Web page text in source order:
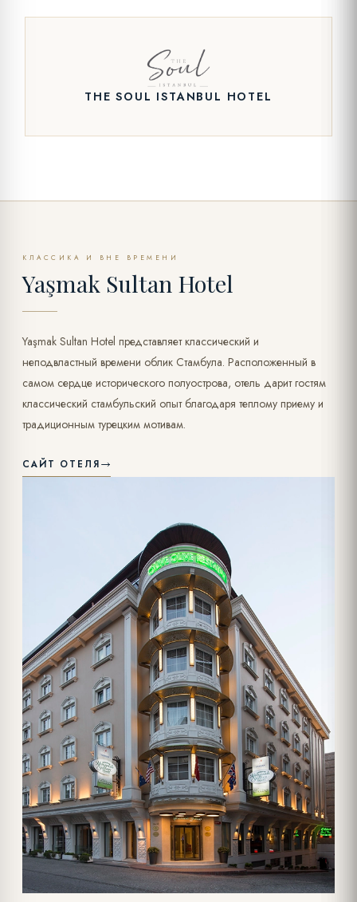
THE SOUL ISTANBUL HOTEL
КЛАССИКА И ВНЕ ВРЕМЕНИ
Yaşmak Sultan Hotel
Yaşmak Sultan Hotel представляет классический и
неподвластный времени облик Стамбула. Расположенный в
самом сердце исторического полуострова, отель дарит гостям
классический стамбульский опыт благодаря теплому приему и
традиционным турецким мотивам.
САЙТ ОТЕЛЯ